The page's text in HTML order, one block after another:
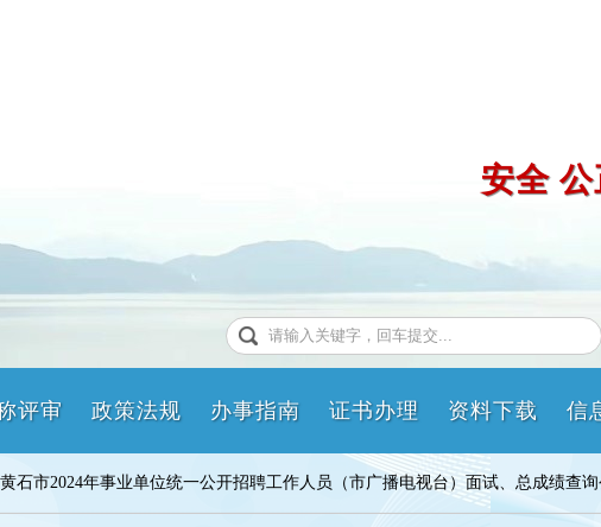
安全
评审 政策法规 办事指南 证书办理 资料下载 信
石市2024年事业单位统一公开招聘工作人员（市广播电视台）面试、总成绩查